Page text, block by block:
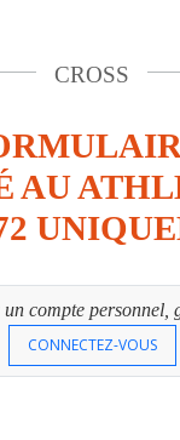
CROSS
AU
compte personnel,
CONNECTEZ-VOUS